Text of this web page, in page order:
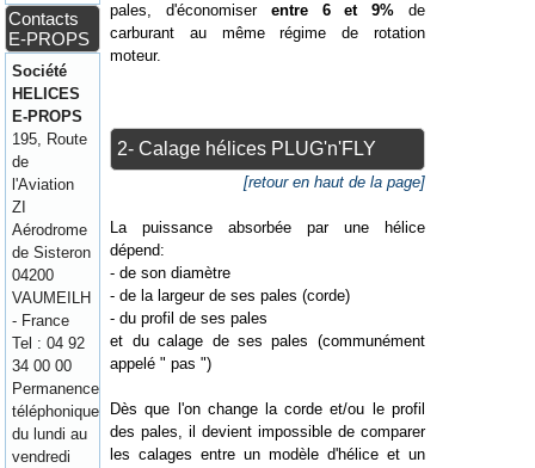
Contacts
E-PROPS
Société
HELICES
E-PROPS
195, Route
de
l'Aviation
ZI
Aérodrome
de Sisteron
04200
VAUMEILH
- France
Tel : 04 92
34 00 00
Permanence
téléphonique
du lundi au
vendredi
pales, d'économiser entre 6 et 9%de
carburant au même régime de rotation
moteur.
2- Calage hélices PLUG'n'FLY
[retour en haut de la page]
La puissance absorbée par une hélice
dépend:
- de son diamètre
- de la largeur de ses pales (corde)
- du profil de ses pales
et du calage de ses pales (communément
appelé " pas ")
Dès que l'on change la corde et/ou le profil
des pales, il devient impossible de comparer
les calages entre un modèle d'hélice et un